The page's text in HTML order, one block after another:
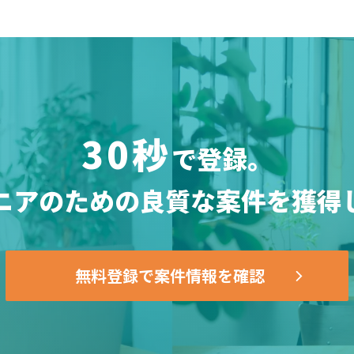
30秒で登録。
アのための良質な案件を獲得
無料登録で案件情報を確認